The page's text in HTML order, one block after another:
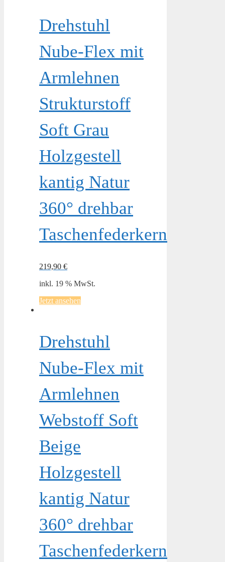
Drehstuhl
Nube-Flex mit
Armlehnen
Strukturstoff
Soft Grau
Holzgestell
kantig Natur
360° drehbar
Taschenfederkern
219,90 €
inkl. 19 % MwSt.
Jetzt ansehen
Drehstuhl
Nube-Flex mit
Armlehnen
Webstoff Soft
Beige
Holzgestell
kantig Natur
360° drehbar
Taschenfederkern